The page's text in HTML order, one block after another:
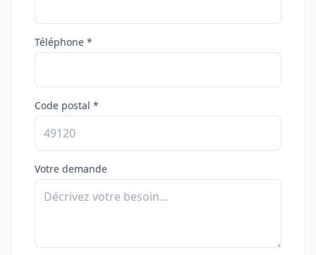
Téléphone *
Code postal *
Votre demande